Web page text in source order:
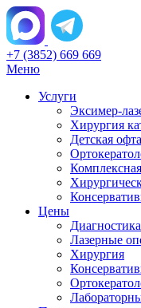
+7 (3852) 669 669
Меню
Услуги
Эксимер-
Хирургия
Детская
Цены
Диагностика
Лазерные
Хирургия